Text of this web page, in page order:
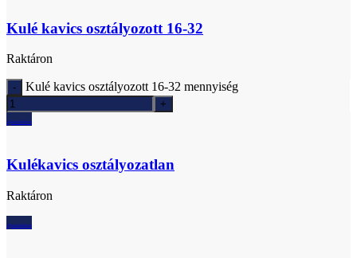
Kulé kavics osztályozott 16-32
Raktáron
Kulé kavics osztályozott 16-32 mennyiség
Ajánlatkérés
Kulékavics osztályozatlan
Raktáron
Ajánlatkérés